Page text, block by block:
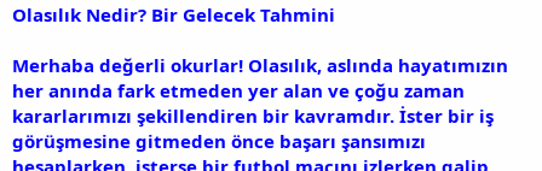
l
t
a
n
t
r
i
h
Olasılık Nedir? Bir Gelecek Tahmini
Merhaba değerli okurlar! Olasılık, aslında hayatımızın
her anında fark etmeden yer alan ve çoğu zaman
kararlarımızı şekillendiren bir kavramdır. İster bir iş
görüşmesine gitmeden önce başarı şansımızı
hesaplarken, isterse bir futbol maçını izlerken galip